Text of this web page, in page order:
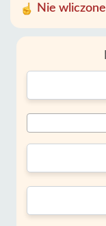
Nie wliczone